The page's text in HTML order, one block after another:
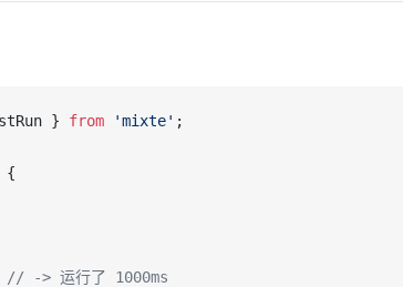
} from 'mixte' ;
{
// -> 运行了 1000ms